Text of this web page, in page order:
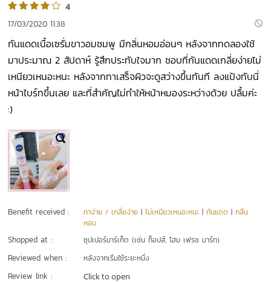
4
17/03/2020 11:38
กันแดดเนื้อเซรั่มขาวอมชมพู มีกลิ่นหอมอ่อนๆ หลังจากทดลองใช้
มาประมาณ 2 สัปดาห์ รู้สึกประทับใจมาก ชอบที่กันแดดเกลี่ยง่ายไม่
เหนียวเหนอะหนะ หลังจากทาเสร็จผิวจะดูสว่างขึ้นทันที ลงแป้งทับนี่
หน้าไบร์ทขึ้นเลย และที่สำคัญไม่ทำให้หน้าหมองระหว่างด้วย ปลื้มค่ะ
:)
Benefit received : ทาง่าย / เกลี่ยง่าย |ไม่เหนียวเหนอะหนะ |กันแดด |กลิ่น
หอม
Shopped at : ซุปเปอร์มาร์เก็ต (เช่น ท็อปส์, โฮม เฟรช มาร์ท)
Reviewed when : หลังจากเริ่มใช้ระยะหนึ่ง
Review link : Click to open